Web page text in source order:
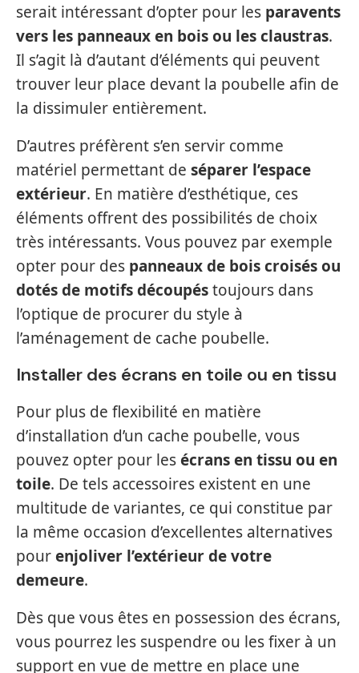
serait intéressant d’opter pour les paravents
vers les panneaux en bois ou les claustras.
Il s’agit là d’autant d’éléments qui peuvent
trouver leur place devant la poubelle afin de
la dissimuler entièrement.
D’autres préfèrent s’en servir comme
matériel permettant de séparer l’espace
extérieur. En matière d’esthétique, ces
éléments offrent des possibilités de choix
très intéressants. Vous pouvez par exemple
opter pour des panneaux de bois croisés ou
dotés de motifs découpéstoujours dans
l’optique de procurer du style à
l’aménagement de cache poubelle.
Installer des écrans en toile ou en tissu
Pour plus de flexibilité en matière
d’installation d’un cache poubelle, vous
pouvez opter pour lesécrans en tissu ou en
toile. De tels accessoires existent en une
multitude de variantes, ce qui constitue par
la même occasion d’excellentes alternatives
pourenjoliver l’extérieur de votre
demeure.
Dès que vous êtes en possession des écrans,
vous pourrez les suspendre ou les fixer à un
support en vue de mettre en place une